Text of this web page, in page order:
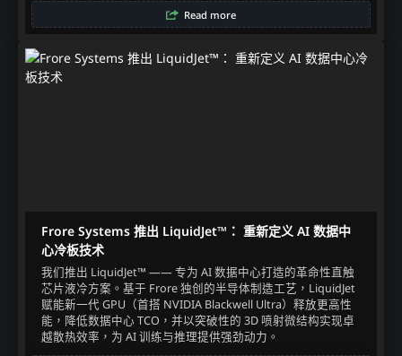
Read more
Frore Systems 推出 LiquidJet™： 重新定义 AI 数据中
心冷板技术
我们推出 LiquidJet™ —— 专为 AI 数据中心打造的革命性直触
芯片液冷方案。基于 Frore 独创的半导体制造工艺，LiquidJet
赋能新一代 GPU（首搭 NVIDIA Blackwell Ultra）释放更高性
能，降低数据中心 TCO，并以突破性的 3D 喷射微结构实现卓
越散热效率，为 AI 训练与推理提供强劲动力。